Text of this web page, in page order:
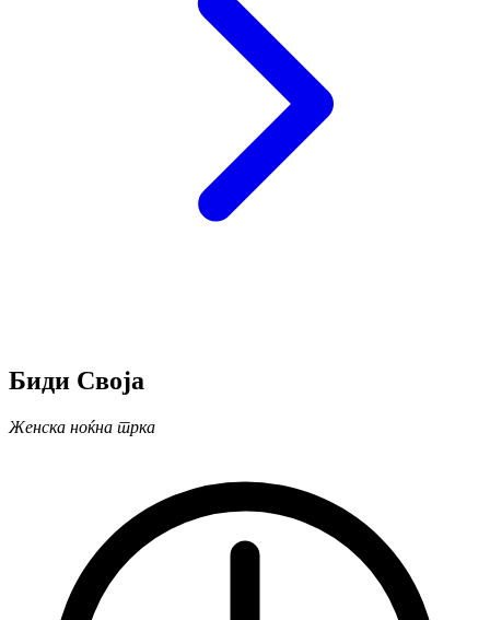
Биди Своја
Женска ноќна трка